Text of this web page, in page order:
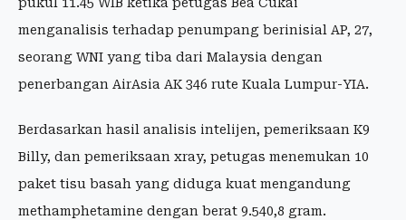
menganalisis terhadap penumpang berinisial AP, 27,
seorang WNI yang tiba dari Malaysia dengan
penerbangan AirAsia AK 346 rute Kuala Lumpur-YIA.
Berdasarkan hasil analisis intelijen, pemeriksaan K9
Billy, dan pemeriksaan xray, petugas menemukan 10
paket tisu basah yang diduga kuat mengandung
methamphetamine dengan berat 9.540,8 gram.